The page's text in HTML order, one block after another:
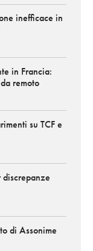
inefficace in
in Francia:
remoto
su TCF e
di Assonime